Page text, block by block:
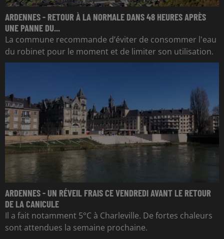
ARDENNES - RETOUR À LA NORMALE DANS 48 HEURES APRÈS
UNE PANNE DU...
La commune recommande d’éviter de consommer l'eau
du robinet pour le moment et de limiter son utilisation.
ARDENNES - UN RÉVEIL FRAIS CE VENDREDI AVANT LE RETOUR
DE LA CANICULE
Il a fait notamment 5°C à Charleville. De fortes chaleurs
sont attendues la semaine prochaine.